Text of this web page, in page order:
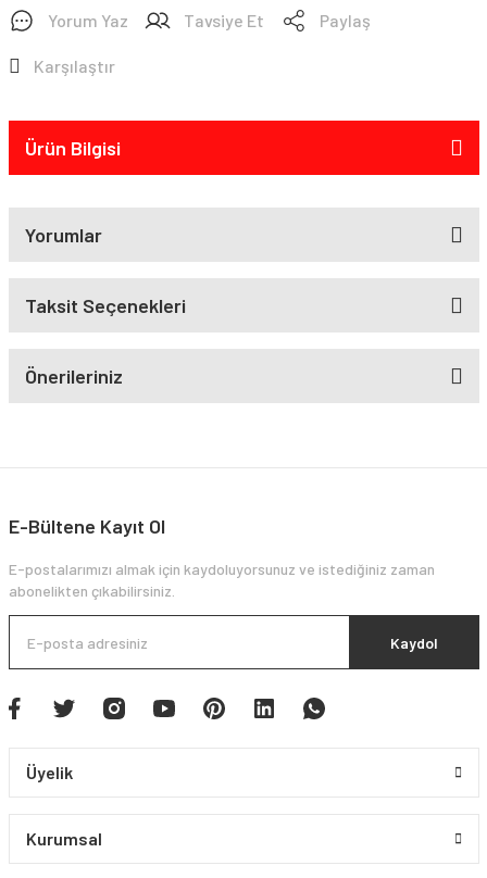
Yorum Yaz Tavsiye Et Paylaş
Karşılaştır
Ürün Bilgisi
Yorumlar
Taksit Seçenekleri
Önerileriniz
E-Bültene Kayıt Ol
E-postalarımızı almak için kaydoluyorsunuz ve istediğiniz zaman
abonelikten çıkabilirsiniz.
Kaydol
Üyelik
Kurumsal